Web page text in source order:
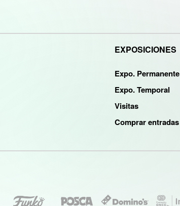
EXPOSICIONES
Expo. Permanente
Expo. Temporal
Visitas
Comprar entradas